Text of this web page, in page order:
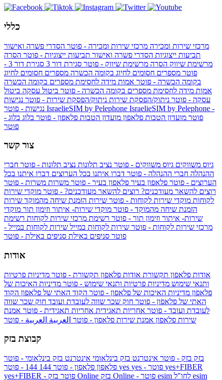
כללי
מרכזי שירות ומכירה מרכזי שירות ומכירה - פוטר הסדרי פשרה ואישור
תביעות ייצוגיות הסדרי פשרה ואישור תביעות ייצוגיות - פוטר הסרה
מרשימת שיווק הסרה מרשימת שיווק - פוטר סגירת דור 3
סגירת דור 3 -
פוטר מספרים חסומים לחיוג בקומה הכשרה מספרים חסומים לחיוג
בקומה הכשרה - פוטר אמות מידה לחסימת מספרים בקומה הכשרה
אמות מידה לחסימת מספרים בקומה הכשרה - פוטר ביטול עסקה ביטול
עסקה - פוטר ניתוק/הפסקת שירות ניתוק/הפסקת שירות - פוטר נגישות
IsraelieSIM by Pelephone IsraelieSIM by Pelephone -
פוטר מועדון הטבות פלאפון מועדון הטבות פלאפון - פוטר בלוג בלוג -
פוטר
צור קשר
גיוס משווקים גיוס משווקים - פוטר נציב תלונות נציב תלונות - פוטר חברי
ההנהלה חברי ההנהלה - פוטר דברו איתנו בכל הערוצים דברו איתנו בכל
הערוצים - פוטר פלאפון בעיר פלאפון בעיר - פוטר משרות משרות - פוטר
רוצים להשאר מעודכנים? רוצים להשאר מעודכנים? - פוטר מוקדי שירות
לקוחות מוקדי שירות לקוחות - פוטר שירות הזמנת שיחה מהמוקד שירות
הזמנת שיחה מהמוקד - פוטר מוקדי שירות- איתור וזימון תור מוקדי
שירות- איתור וזימון תור - פוטר רשימת מרכזי שירות לקוחות רשימת
מרכזי שירות לקוחות - פוטר שירות לקוחות במייל שירות לקוחות במייל -
פוטר סניפים באילת סניפים באילת - פוטר
אודות
אודות פלאפון תקשורת אודות פלאפון תקשורת - פוטר מדיניות פרטיות
ותנאי שימוש מדיניות פרטיות ותנאי שימוש - פוטר מדיניות האיכות של
פלאפון מדיניות האיכות של פלאפון - פוטר הקוד האתי של פלאפון הקוד
האתי של פלאפון - פוטר חוק שכר שווה לעובדת ועובד חוק שכר שווה
לעובדת ועובד - פוטר אחריות תאגידית אחריות תאגידית - פוטר אמנת
שירות פלאפון אמנת שירות פלאפון - פוטר العربية العربية - פוטר
קבוצת בזק
בזק בזק - פוטר אינטרנט בזק בינלאומי אינטרנט בזק בינלאומי - פוטר
פלאפון פלאפון - פוטר 144 yes
yes+FIBER
yes+FIBER - פוטר בזק Online esim